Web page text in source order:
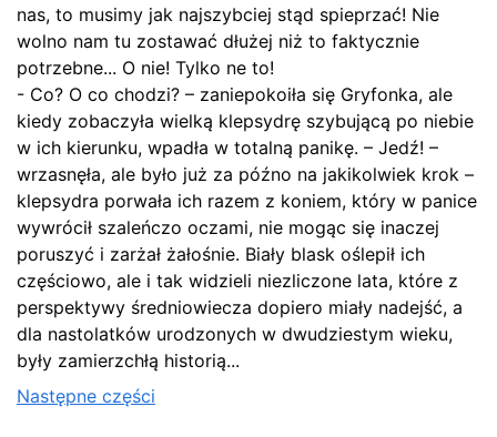
nas, to musimy jak najszybciej stąd spieprzać! Nie
wolno nam tu zostawać dłużej niż to faktycznie
potrzebne... O nie! Tylko ne to!
- Co? O co chodzi? – zaniepokoiła się Gryfonka, ale
kiedy zobaczyła wielką klepsydrę szybującą po niebie
w ich kierunku, wpadła w totalną panikę. – Jedź! –
wrzasnęła, ale było już za późno na jakikolwiek krok –
klepsydra porwała ich razem z koniem, który w panice
wywrócił szaleńczo oczami, nie mogąc się inaczej
poruszyć i zarżał żałośnie. Biały blask oślepił ich
częściowo, ale i tak widzieli niezliczone lata, które z
perspektywy średniowiecza dopiero miały nadejść, a
dla nastolatków urodzonych w dwudziestym wieku,
były zamierzchłą historią...
Następne części